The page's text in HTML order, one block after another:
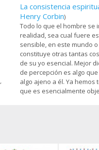
La consistencia
Henry Corbin)
Todo lo que el hombre se
realidad, sea cual fuere
sensible, en este mundo
constituye otras tantas
de su yo esencial. Mejor
de percepción es algo
algo ajeno a él. Ya
que es esencialmente